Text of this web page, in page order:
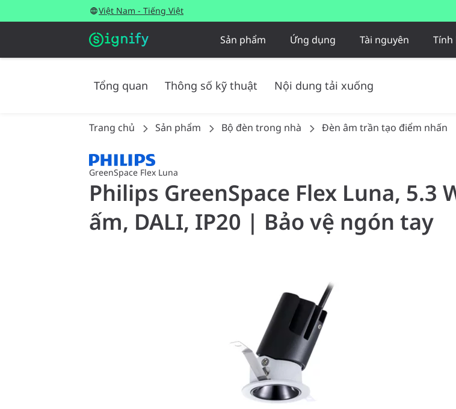
Việt Nam - Tiếng Việt
Sản phẩm Ứng dụng Tài nguyên Tính
Tổng quan Thông số kỹ thuật Nội dung tải xuống
Trang chủ Sản phẩm Bộ đèn trong nhà Đèn âm trần tạo điểm nhấn
GreenSpace Flex Luna
Philips GreenSpace Flex Luna, 5.3
ấm, DALI, IP20 | Bảo vệ ngón tay